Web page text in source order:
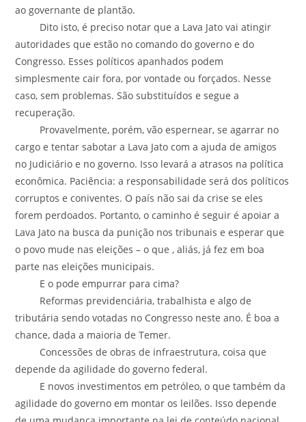
ao governante de plantão.
Dito isto, é preciso notar que a Lava Jato vai atingir
autoridades que estão no comando do governo e do
Congresso. Esses políticos apanhados podem
simplesmente cair fora, por vontade ou forçados. Nesse
caso, sem problemas. São substituídos e segue a
recuperação.
Provavelmente, porém, vão espernear, se agarrar no
cargo e tentar sabotar a Lava Jato com a ajuda de amigos
no Judiciário e no governo. Isso levará a atrasos na política
econômica. Paciência: a responsabilidade será dos políticos
corruptos e coniventes. O país não sai da crise se eles
forem perdoados. Portanto, o caminho é seguir é apoiar a
Lava Jato na busca da punição nos tribunais e esperar que
o povo mude nas eleições – o que , aliás, já fez em boa
parte nas eleições municipais.
E o pode empurrar para cima?
Reformas previdenciária, trabalhista e algo de
tributária sendo votadas no Congresso neste ano. É boa a
chance, dada a maioria de Temer.
Concessões de obras de infraestrutura, coisa que
depende da agilidade do governo federal.
E novos investimentos em petróleo, o que também da
agilidade do governo em montar os leilões. Isso depende